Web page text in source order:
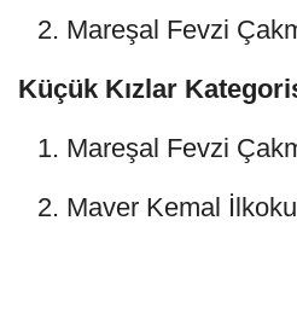
Mareşal Fevzi
Küçük Kızlar
Mareşal Fevzi
Maver Kemal